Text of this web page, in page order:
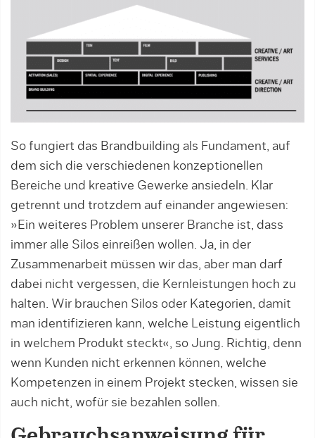
So fungiert das Brandbuilding als Fundament, auf
dem sich die verschiedenen konzeptionellen
Bereiche und kreative Gewerke ansiedeln. Klar
getrennt und trotzdem auf einander angewiesen:
»Ein weiteres Problem unserer Branche ist, dass
immer alle Silos einreißen wollen. Ja, in der
Zusammenarbeit müssen wir das, aber man darf
dabei nicht vergessen, die Kernleistungen hoch zu
halten. Wir brauchen Silos oder Kategorien, damit
man identifizieren kann, welche Leistung eigentlich
in welchem Produkt steckt«, so Jung. Richtig, denn
wenn Kunden nicht erkennen können, welche
Kompetenzen in einem Projekt stecken, wissen sie
auch nicht, wofür sie bezahlen sollen.